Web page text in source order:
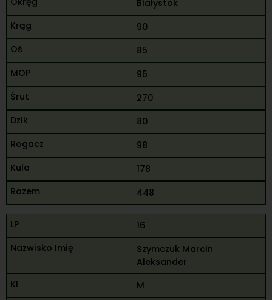
Białystok
90
85
95
270
80
98
178
448
16
Szymczuk Marcin
Aleksander
M